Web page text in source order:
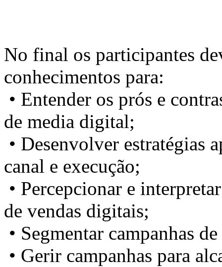
No final os participantes
conhecimentos para:
• Entender os prós e
de media digital;
• Desenvolver estratégias
canal e execução;
• Percepcionar e
de vendas digitais;
• Segmentar campanhas
• Gerir campanhas para